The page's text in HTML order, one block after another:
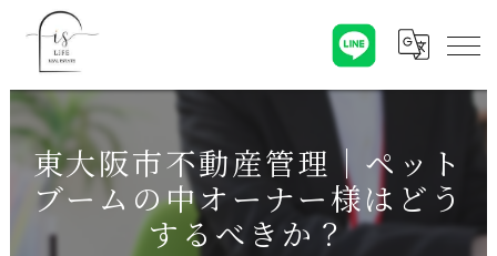
東大阪市不動産管理｜ペット
ブームの中オーナー様はどう
するべきか？